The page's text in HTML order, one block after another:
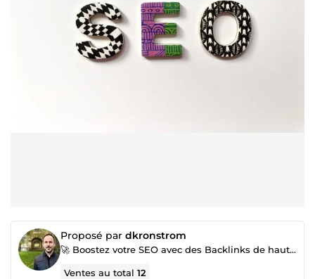
Proposé par dkronstrom
🚀 Boostez votre SEO avec des Backlinks de haute qualité sur des sites d’autorité en Référencement.
Ventes au total12